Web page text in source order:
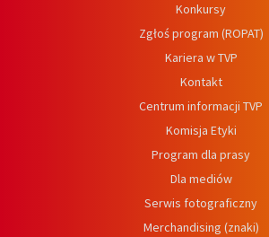
Konkursy
Zgłoś program (ROPAT)
Kariera w TVP
Kontakt
Centrum informacji TVP
Komisja Etyki
Program dla prasy
Dla mediów
Serwis fotograficzny
Merchandising (znaki)